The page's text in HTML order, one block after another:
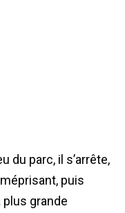
du parc, il s’arrête,
puis
grande